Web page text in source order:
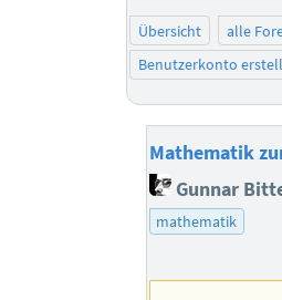
Übersicht alle
Benutzerkonto
Mathematik
Gunnar
mathematik